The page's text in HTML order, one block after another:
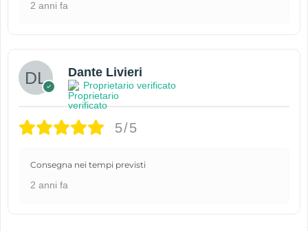
2 anni fa
Dante Livieri
Proprietario verificato
5/5
Consegna nei tempi previsti
2 anni fa